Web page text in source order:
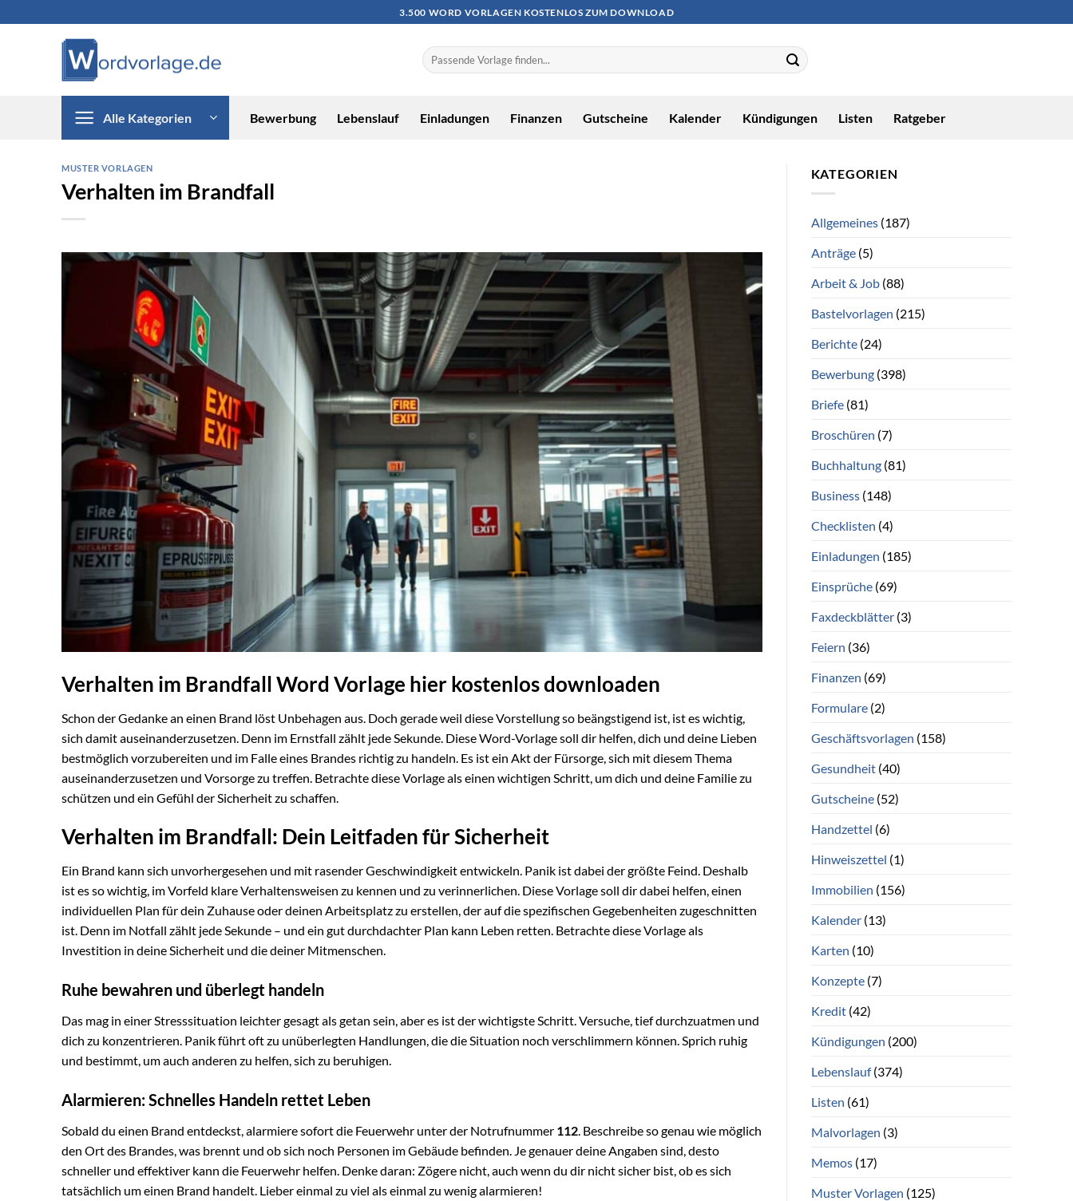
3.500 WORD VORLAGEN KOSTENLOS ZUM DOWNLOAD
Alle Kategorien Bewerbung Lebenslauf Einladungen Finanzen Gutscheine Kalender Kündigungen Listen Ratgeber
MUSTER VORLAGEN
Verhalten im Brandfall
Verhalten im Brandfall Word Vorlage hier kostenlos downloaden
Schon der Gedanke an einen Brand löst Unbehagen aus. Doch gerade weil diese Vorstellung so beängstigend ist, ist es wichtig,
sich damit auseinanderzusetzen. Denn im Ernstfall zählt jede Sekunde. Diese Word-Vorlage soll dir helfen, dich und deine Lieben
bestmöglich vorzubereiten und im Falle eines Brandes richtig zu handeln. Es ist ein Akt der Fürsorge, sich mit diesem Thema
auseinanderzusetzen und Vorsorge zu treffen. Betrachte diese Vorlage als einen wichtigen Schritt, um dich und deine Familie zu
schützen und ein Gefühl der Sicherheit zu schaffen.
Verhalten im Brandfall: Dein Leitfaden für Sicherheit
Ein Brand kann sich unvorhergesehen und mit rasender Geschwindigkeit entwickeln. Panik ist dabei der größte Feind. Deshalb
ist es so wichtig, im Vorfeld klare Verhaltensweisen zu kennen und zu verinnerlichen. Diese Vorlage soll dir dabei helfen, einen
individuellen Plan für dein Zuhause oder deinen Arbeitsplatz zu erstellen, der auf die spezifischen Gegebenheiten zugeschnitten
ist. Denn im Notfall zählt jede Sekunde – und ein gut durchdachter Plan kann Leben retten. Betrachte diese Vorlage als
Investition in deine Sicherheit und die deiner Mitmenschen.
Ruhe bewahren und überlegt handeln
Das mag in einer Stresssituation leichter gesagt als getan sein, aber es ist der wichtigste Schritt. Versuche, tief durchzuatmen und
dich zu konzentrieren. Panik führt oft zu unüberlegten Handlungen, die die Situation noch verschlimmern können. Sprich ruhig
und bestimmt, um auch anderen zu helfen, sich zu beruhigen.
Alarmieren: Schnelles Handeln rettet Leben
Sobald du einen Brand entdeckst, alarmiere sofort die Feuerwehr unter der Notrufnummer 112. Beschreibe so genau wie möglich
den Ort des Brandes, was brennt und ob sich noch Personen im Gebäude befinden. Je genauer deine Angaben sind, desto
schneller und effektiver kann die Feuerwehr helfen. Denke daran: Zögere nicht, auch wenn du dir nicht sicher bist, ob es sich
tatsächlich um einen Brand handelt. Lieber einmal zu viel als einmal zu wenig alarmieren!
KATEGORIEN
Allgemeines(187)
Anträge(5)
Arbeit & Job(88)
Bastelvorlagen (215)
Berichte(24)
Bewerbung(398)
Briefe(81)
Broschüren (7)
Buchhaltung(81)
Business(148)
Checklisten (4)
Einladungen (185)
Einsprüche(69)
Faxdeckblätter(3)
Feiern (36)
Finanzen (69)
Formulare(2)
Geschäftsvorlagen (158)
Gesundheit(40)
Gutscheine(52)
Handzettel (6)
Hinweiszettel (1)
Immobilien (156)
Kalender(13)
Karten (10)
Konzepte(7)
Kredit(42)
Kündigungen (200)
Lebenslauf(374)
Listen (61)
Malvorlagen (3)
Memos(17)
Muster Vorlagen (125)